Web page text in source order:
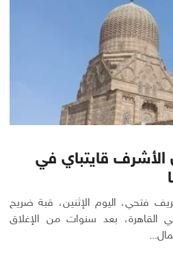
الأشرف قايتباي في
فتحي، اليوم الإثنين، قبة ضريح
القاهرة، بعد سنوات من الإغلاق